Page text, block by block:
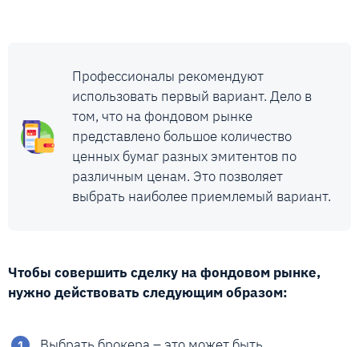
Профессионалы рекомендуют
использовать первый вариант. Дело в
том, что на фондовом рынке
представлено большое количество
ценных бумаг разных эмитентов по
различным ценам. Это позволяет
выбрать наиболее приемлемый вариант.
Чтобы совершить сделку на фондовом рынке,
нужно действовать следующим образом: